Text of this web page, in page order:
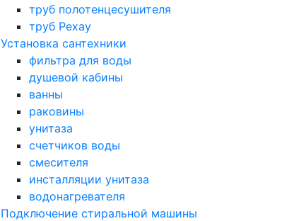
труб полотенцесушителя
труб Рехау
Установка сантехники
фильтра для воды
душевой кабины
ванны
раковины
унитаза
счетчиков воды
смесителя
инсталляции унитаза
водонагревателя
Подключение стиральной машины